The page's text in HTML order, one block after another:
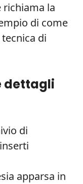
richiama la
di come
di
dettagli
di
apparsa in